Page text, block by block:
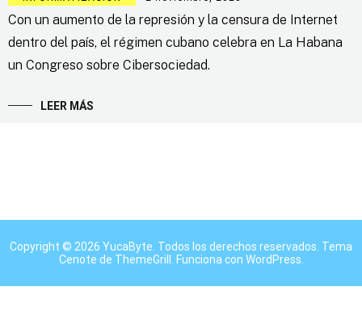
Con un aumento de la represión y la censura de Internet
dentro del país, el régimen cubano celebra en La Habana
un Congreso sobre Cibersociedad.
LEER MÁS
Copyright © 2026 YucaByte . Todos los derechos reservados. Tema
Cenote de ThemeGrill. Funciona con WordPress